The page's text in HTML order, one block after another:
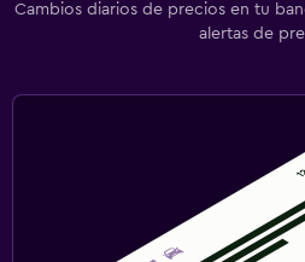
Cambios diarios de precios en tu
alertas de